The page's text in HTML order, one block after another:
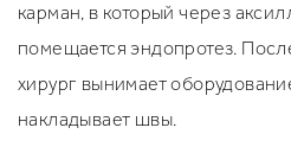
карман, в который через
помещается эндопротез.
хирург вынимает
накладывает швы.